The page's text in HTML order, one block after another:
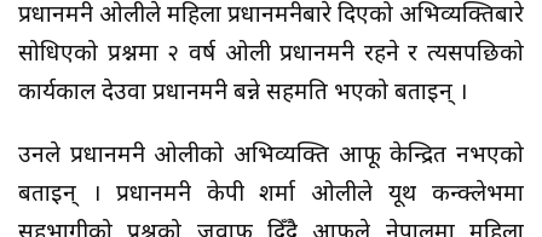
प्रधानमन्त्री ओलीले महिला प्रधानमन्त्रीबारे दिएको अभिव्यक्तिबारे
सोधिएको प्रश्नमा २ वर्ष ओली प्रधानमन्त्री रहने र त्यसपछिको
कार्यकाल देउवा प्रधानमन्त्री बन्ने सहमति भएको बताइन् ।
उनले प्रधानमन्त्री ओलीको अभिव्यक्ति आफू केन्द्रित नभएको
बताइन् । प्रधानमन्त्री केपी शर्मा ओलीले यूथ कन्क्लेभमा